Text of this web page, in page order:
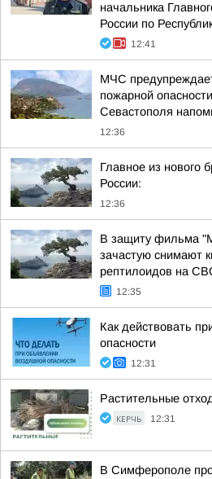
начальника
России по
12:41
МЧС
пожарной
Севастополя
12:36
Главное из нового
России:
12:36
В защиту фильма
зачастую снимают
рептилоидов на
12:35
Как действовать
опасности
12:31
Растительные
КЕРЧЬ 12:31
В Симферополе